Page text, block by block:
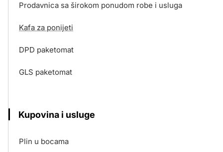
Prodavnica sa širokom ponudom robe i usluga
Kafa za ponijeti
DPD paketomat
GLS paketomat
Kupovina i usluge
Plin u bocama